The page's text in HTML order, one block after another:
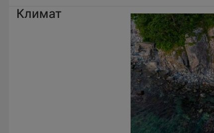
Климат